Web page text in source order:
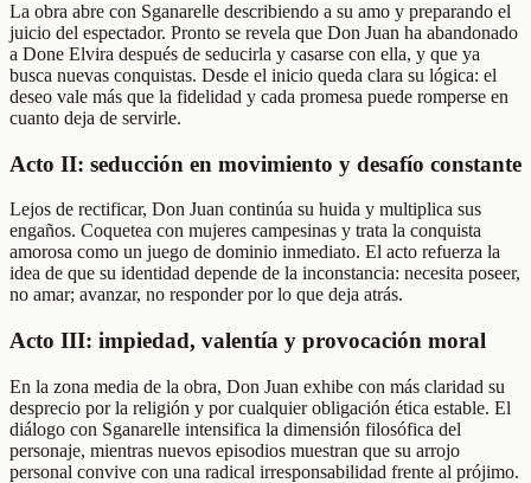
La obra abre con Sganarelle describiendo a su amo y preparando el
juicio del espectador. Pronto se revela que Don Juan ha abandonado
a Done Elvira después de seducirla y casarse con ella, y que ya
busca nuevas conquistas. Desde el inicio queda clara su lógica: el
deseo vale más que la fidelidad y cada promesa puede romperse en
cuanto deja de servirle.
Acto II: seducción en movimiento y desafío constante
Lejos de rectificar, Don Juan continúa su huida y multiplica sus
engaños. Coquetea con mujeres campesinas y trata la conquista
amorosa como un juego de dominio inmediato. El acto refuerza la
idea de que su identidad depende de la inconstancia: necesita poseer,
no amar; avanzar, no responder por lo que deja atrás.
Acto III: impiedad, valentía y provocación moral
En la zona media de la obra, Don Juan exhibe con más claridad su
desprecio por la religión y por cualquier obligación ética estable. El
diálogo con Sganarelle intensifica la dimensión filosófica del
personaje, mientras nuevos episodios muestran que su arrojo
personal convive con una radical irresponsabilidad frente al prójimo.